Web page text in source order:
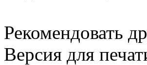
Рекомендовать
Версия для